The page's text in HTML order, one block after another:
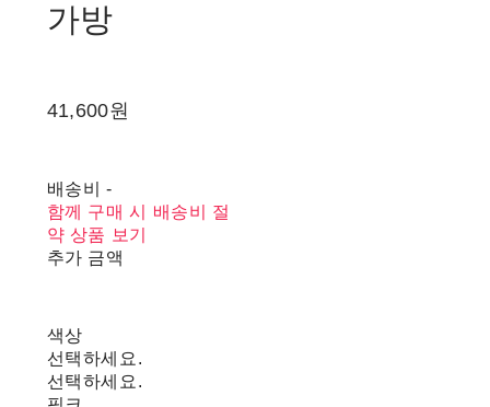
가방
41,600원
배송비-
함께 구매 시 배송비 절
약 상품 보기
추가 금액
색상
선택하세요.
선택하세요.